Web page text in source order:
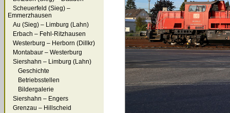
Scheuerfeld (Sieg) –
Emmerzhausen
Au (Sieg) – Limburg (Lahn)
Erbach – Fehl-Ritzhausen
Westerburg – Herborn (Dillkr)
Montabaur – Westerburg
Siershahn – Limburg (Lahn)
Geschichte
Betriebsstellen
Bildergalerie
Siershahn – Engers
Grenzau – Hillscheid